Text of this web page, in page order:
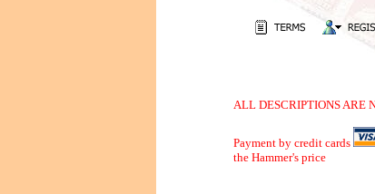
ALL DESCRIPTIONS ARE
Payment by credit cards
the Hammer's price